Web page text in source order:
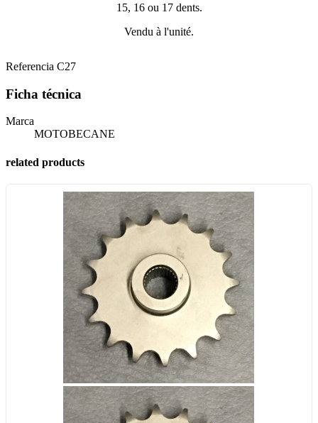
15, 16 ou 17 dents.
Vendu à l'unité.
Referencia C27
Ficha técnica
Marca
MOTOBECANE
related products